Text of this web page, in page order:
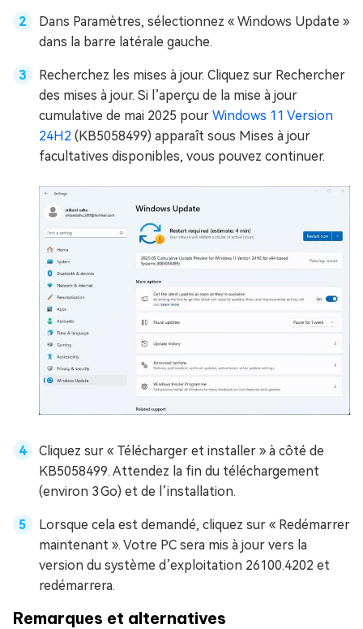
Dans Paramètres, sélectionnez « Windows Update »
dans la barre latérale gauche.
Recherchez les mises à jour. Cliquez sur Rechercher
des mises à jour. Si l’aperçu de la mise à jour
cumulative de mai 2025 pour Windows 11 Version
24H2 (KB5058499) apparaît sous Mises à jour
facultatives disponibles, vous pouvez continuer.
Cliquez sur « Télécharger et installer » à côté de
KB5058499. Attendez la fin du téléchargement
(environ 3 Go) et de l’installation.
Lorsque cela est demandé, cliquez sur « Redémarrer
maintenant ». Votre PC sera mis à jour vers la
version du système d’exploitation 26100.4202 et
redémarrera.
Remarques et alternatives